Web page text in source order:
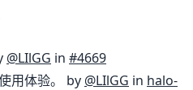
@LIlGG in #4669
用体验。 by @LIlGG in halo-